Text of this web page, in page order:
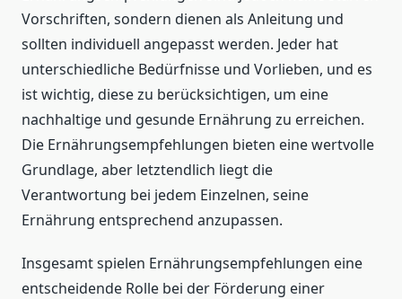
Vorschriften, sondern dienen als Anleitung und
sollten individuell angepasst werden. Jeder hat
unterschiedliche Bedürfnisse und Vorlieben, und es
ist wichtig, diese zu berücksichtigen, um eine
nachhaltige und gesunde Ernährung zu erreichen.
Die Ernährungsempfehlungen bieten eine wertvolle
Grundlage, aber letztendlich liegt die
Verantwortung bei jedem Einzelnen, seine
Ernährung entsprechend anzupassen.
Insgesamt spielen Ernährungsempfehlungen eine
entscheidende Rolle bei der Förderung einer